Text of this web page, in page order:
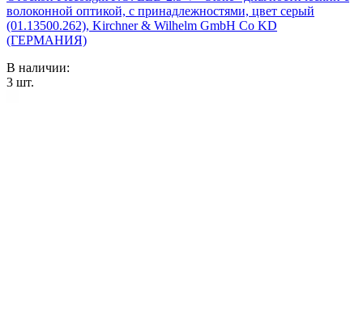
волоконной оптикой, с принадлежностями, цвет серый
(01.13500.262), Kirchner & Wilhelm GmbH Co KD
(ГЕРМАНИЯ)
В наличии:
3 шт.